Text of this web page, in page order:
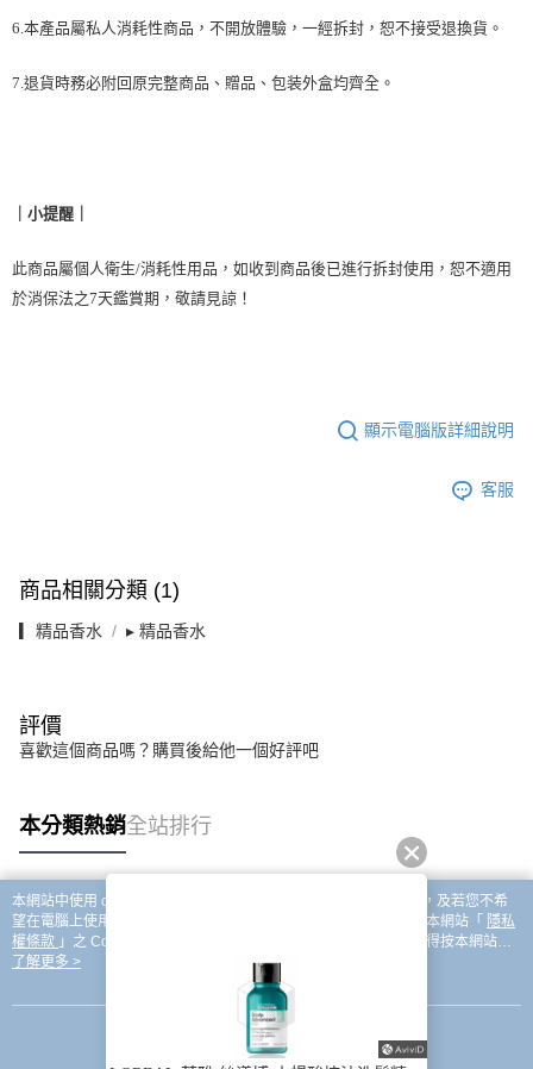
6.本產品屬私人消耗性商品，不開放體驗，一經拆封，恕不接受退換貨。
7.退貨時務必附回原完整商品、贈品、包装外盒均齊全。
小提醒
此商品屬個人衛生/消耗性用品，如收到商品後已進行拆封使用，恕不適用
於消保法之7天鑑賞期，敬請見諒！
顯示電腦版詳細說明
客服
商品相關分類 (1)
▎精品香水 ▸ 精品香水
評價
喜歡這個商品嗎？購買後給他一個好評吧
本分類熱銷全站排行
熱門標籤
本網站中使用 cookie，欲查詢有關本網站使用 cookie 方式之詳情，及若您不希
望在電腦上使用 cookie 時應如何變更電腦的 cookie 設定，請參閱本網站「 隱私
權條款 」之 Cookie 聲明。您繼續使用本網站即表示您同意本公司得按本網站使
用條款之 Cookie 聲明使用 cookie。
了解更多 >
我知道了